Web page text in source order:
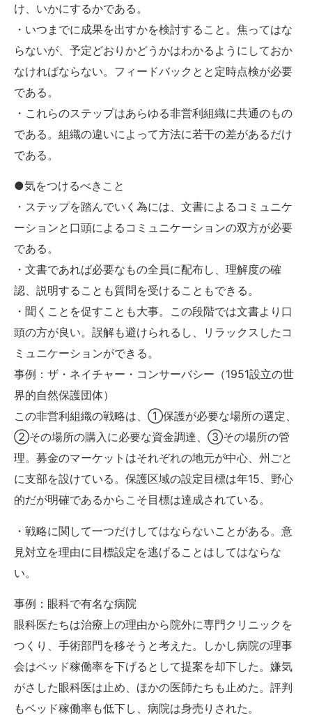
け、いかにするかである。
・いつまでに成果を出すかを検討すること。焦ってはな
らないが、予定どおりかどうかはわかるようにしておか
なければならない。フィードバックとと定時点検が必要
である。
・これらのステップはあらゆる非営利組織に共通のもの
である。組織の違いによって方法に若干の差があるだけ
である。
●気をつけるべきこと
・ステップを踏んでいく為には、文書によるコミュニケ
ーションと口頭によるコミュニケーションの双方が必要
である。
・文書であれば必要なもの全員に配布し、理解度の確
認、説明することも質問を受けることもできる。
・聞くことを促すことも大事。この段階では文書より口
頭の方が良い。誤解も避けられるし、リラックスしたコ
ミュニケーションができる。
事例：ザ・ネイチャー・コンサーバシー（1951設立の世
界的自然保護団体）
この非営利組織の戦略は、①保護が必要な場所の選定、
②その場所の購入に必要な資金調達、③その場所の管
理。募金のマーケットはそれぞれの地元が中心、州ごと
に支部を設けている。保護区域の設定目標は年15、野心
的だが明確であるからこそ目標は達成されている。
・戦略に関して一つだけしてはならないことがある。意
見対立を理由に目標設定を逃げることはしてはならな
い。
事例：眼科で有名な病院
眼科医たちは治療上の理由から院外に専門クリニックを
つくり、手術部門を移そうと考えた。しかし病院の理事
会はベッド稼働率を下げるとして提案を却下した。嫌気
がさした眼科医は止め、ほかの医師たちも止めた。評判
もベッド稼働率も低下し、病院は身売りされた。